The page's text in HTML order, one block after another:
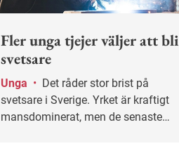
Fler unga tjejer väljer att bli
svetsare
Unga •
svetsare i Sverige. Yrket är kraftigt
mansdominerat, men de senaste